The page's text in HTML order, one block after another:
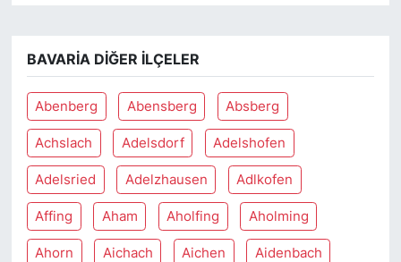
BAVARIA DIĞER İLÇELER
Abenberg Abensberg Absberg
Achslach Adelsdorf Adelshofen
Adelsried Adelzhausen Adlkofen
Affing Aham Aholfing Aholming
Ahorn Aichach Aichen Aidenbach